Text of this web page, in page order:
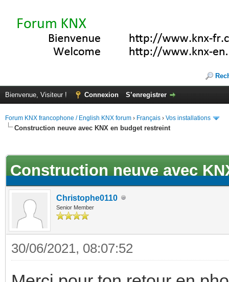
Bienvenue, Visiteur ! Connexion S’enregistrer
Forum KNX francophone / English KNX forum › Français › Vos installations
Construction neuve avec KNX en budget restreint
Construction neuve avec
Christophe0110
Senior Member
30/06/2021, 08:07:52